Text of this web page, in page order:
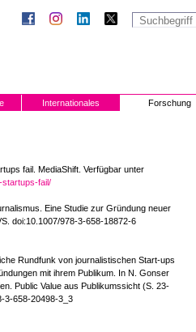
Internationales Forschung
fail. MediaShift. Verfügbar unter
startups-fail/
Eine Studie zur Gründung neuer
doi:10.1007/978-3-658-18872-6
Rundfunk von journalistischen Start-ups
mit ihrem Publikum. In N. Gonser
Public Value aus Publikumssicht (S. 23-
3-658-20498-3_3